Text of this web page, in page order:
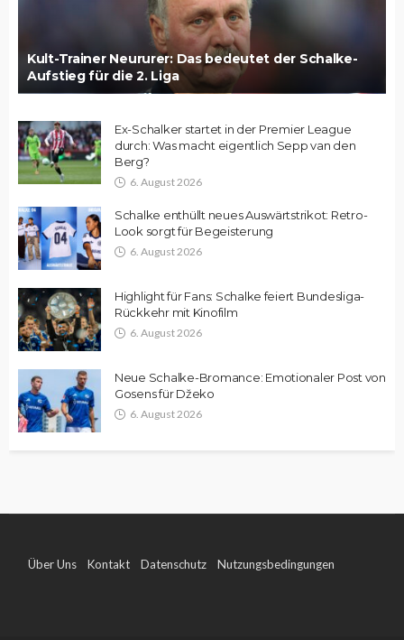
Kult-Trainer Neururer: Das bedeutet der Schalke-
Aufstieg für die 2. Liga
Ex-Schalker startet in der Premier League
durch: Was macht eigentlich Sepp van den
Berg?
6. August 2026
Schalke enthüllt neues Auswärtstrikot: Retro-
Look sorgt für Begeisterung
6. August 2026
Highlight für Fans: Schalke feiert Bundesliga-
Rückkehr mit Kinofilm
6. August 2026
Neue Schalke-Bromance: Emotionaler Post von
Gosens für Džeko
6. August 2026
Über Uns Kontakt Datenschutz Nutzungsbedingungen